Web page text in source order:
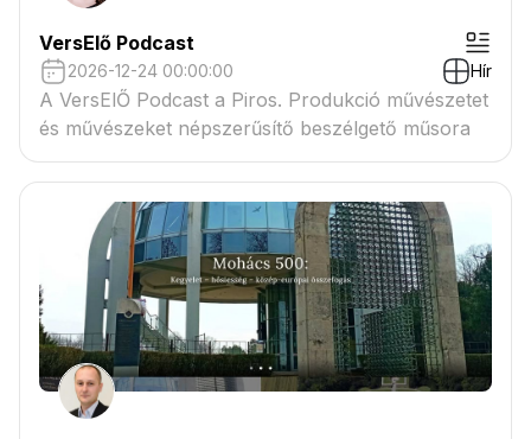
VersElő Podcast
2026-12-24 00:00:00 Hír
A VersElŐ Podcast a Piros. Produkció művészetet
és művészeket népszerűsítő beszélgető műsora